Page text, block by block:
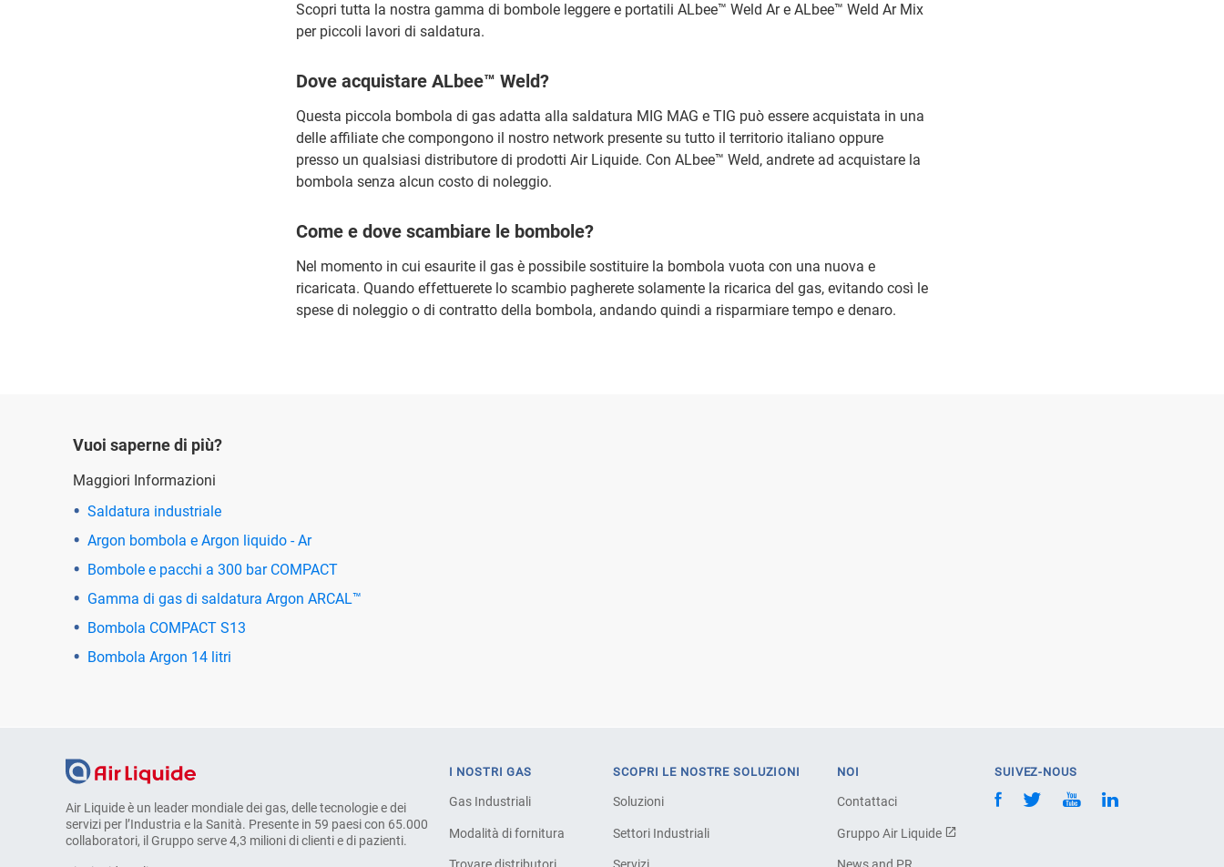
Scopri tutta la nostra gamma di bombole leggere e portatili ALbee™ Weld Ar e ALbee™ Weld Ar Mix
per piccoli lavori di saldatura.
Dove acquistare ALbee™ Weld?
Questa piccola bombola di gas adatta alla saldatura MIG MAG e TIG può essere acquistata in una
delle affiliate che compongono il nostro network presente su tutto il territorio italiano oppure
presso un qualsiasi distributore di prodotti Air Liquide. Con ALbee™ Weld, andrete ad acquistare la
bombola senza alcun costo di noleggio.
Come e dove scambiare le bombole?
Nel momento in cui esaurite il gas è possibile sostituire la bombola vuota con una nuova e
ricaricata. Quando effettuerete lo scambio pagherete solamente la ricarica del gas, evitando così le
spese di noleggio o di contratto della bombola, andando quindi a risparmiare tempo e denaro.
Vuoi saperne di più?
Maggiori Informazioni
Saldatura industriale
Argon bombola e Argon liquido - Ar
Bombole e pacchi a 300 bar COMPACT
Gamma di gas di saldatura Argon ARCAL™
Bombola COMPACT S13
Bombola Argon 14 litri
Air Liquide è un leader mondiale dei gas, delle tecnologie e dei
servizi per l’Industria e la Sanità. Presente in 59 paesi con 65.000
collaboratori, il Gruppo serve 4,3 milioni di clienti e di pazienti.
I NOSTRI GAS
Gas Industriali
Modalità di fornitura
SCOPRI LE NOSTRE SOLUZIONI
Soluzioni
Settori Industriali
NOI
Contattaci
Gruppo Air Liquide
SUIVEZ-NOUS